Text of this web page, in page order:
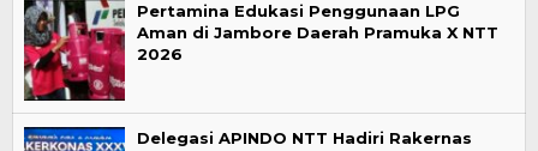
Pertamina Edukasi Penggunaan LPG
Aman di Jambore Daerah Pramuka X NTT
2026
Delegasi APINDO NTT Hadiri Rakernas